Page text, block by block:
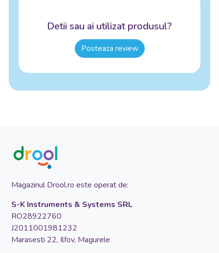
Detii sau ai utilizat produsul?
Posteaza review
Magazinul Drool.ro este operat de:
S-K Instruments & Systems SRL
RO28922760
J2011001981232
Marasesti 22, Ilfov, Magurele